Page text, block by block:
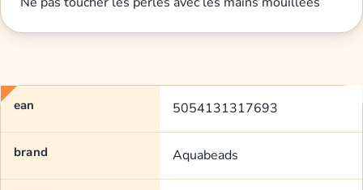
ean 5054131317693
brand Aquabeads